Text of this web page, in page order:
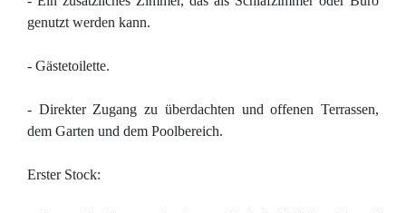
genutzt werden kann.
- Gästetoilette.
- Direkter Zugang zu überdachten und offenen Terrassen,
dem Garten und dem Poolbereich.
Erster Stock: